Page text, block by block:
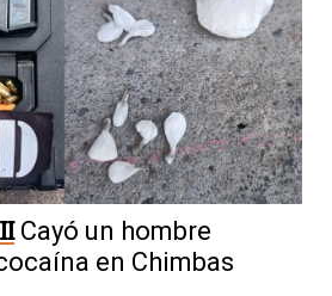
Cayó un hombre
en Chimbas